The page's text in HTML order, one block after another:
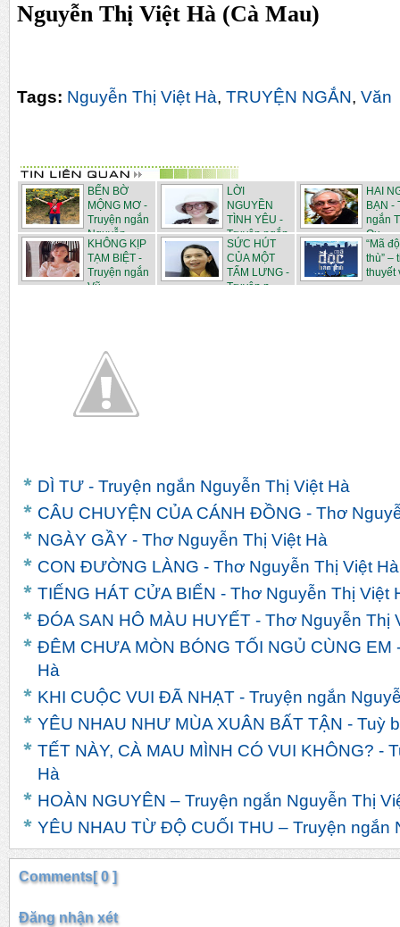
Nguyễn Thị Việt Hà (Cà Mau)
Tags: Nguyễn Thị Việt Hà, TRUYỆN NGẮN, Văn
BẾN BỜ
MỘNG MƠ -
Truyện ngắn
Nguyễn...
LỜI
NGUYỀN
TÌNH YÊU -
Truyện ngắn
HAI
BẠN -
ngắn
Qu...
KHÔNG KỊP
TẠM BIỆT -
Truyện ngắn
Vũ...
SỨC HÚT
CỦA MỘT
TẤM LƯNG -
Truyện n...
“Mã
thù” –
thuyết
DÌ TƯ - Truyện ngắn Nguyễn Thị Việt Hà
CÂU CHUYỆN CỦA CÁNH ĐỒNG - Thơ
NGÀY GẦY - Thơ Nguyễn Thị Việt Hà
CON ĐƯỜNG LÀNG - Thơ Nguyễn Thị Việt Hà
TIẾNG HÁT CỬA BIỂN - Thơ Nguyễn Thị Việt
ĐÓA SAN HÔ MÀU HUYẾT - Thơ Nguyễn Thị
ĐÊM CHƯA MÒN BÓNG TỐI NGỦ CÙNG EM
Hà
KHI CUỘC VUI ĐÃ NHẠT - Truyện ngắn
YÊU NHAU NHƯ MÙA XUÂN BẤT TẬN - Tuỳ
TẾT NÀY, CÀ MAU MÌNH CÓ VUI KHÔNG? -
Hà
HOÀN NGUYÊN – Truyện ngắn Nguyễn Thị
YÊU NHAU TỪ ĐỘ CUỐI THU – Truyện ngắn
Comments[ 0 ]
Đăng nhận xét